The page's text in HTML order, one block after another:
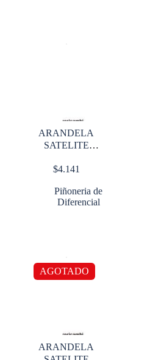
ARANDELA
SATELITE
lbs
$4.141
Piñoneria de
Diferencial
AGOTADO
ARANDELA